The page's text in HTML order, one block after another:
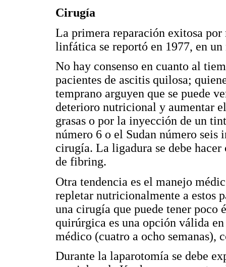
Cirugía
La primera reparación exitosa
linfática se reportó en 1977, en
No hay consenso en cuanto al
pacientes de ascitis quilosa;
temprano arguyen que se puede
deterioro nutricional y aumentar
grasas o por la inyección de un
número 6 o el Sudan número seis
cirugía. La ligadura se debe
de fibring.
Otra tendencia es el manejo
repletar nutricionalmente a estos
una cirugía que puede tener poco
quirúrgica es una opción válida
médico (cuatro a ocho semanas),
Durante la laparotomía se debe